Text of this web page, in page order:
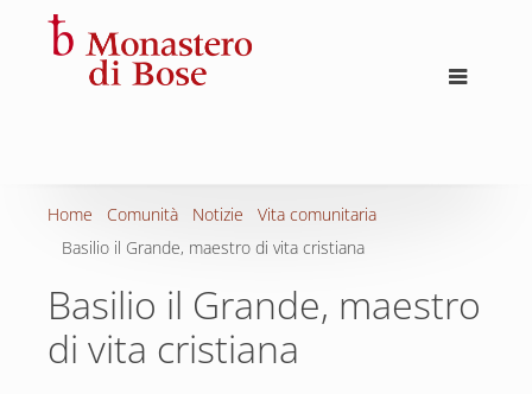
Home Comunità Notizie
Vita comunitaria
Basilio il Grande, maestro di vita cristiana
Basilio il Grande, maestro
di vita cristiana